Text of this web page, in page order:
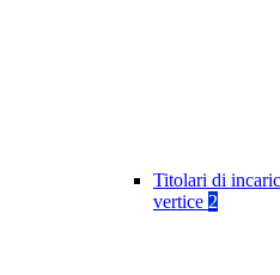
Titolari di
vertice 2